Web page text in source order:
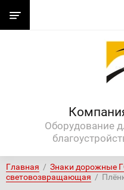
Оборудование
Главная
  /
Знаки дорожные
световозвращающая
/